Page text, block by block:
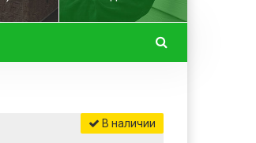
В наличии